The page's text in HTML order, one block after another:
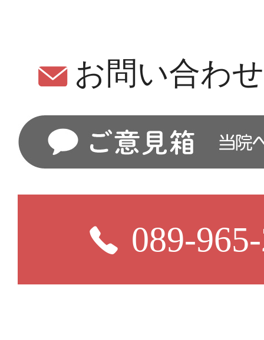
089-
お問い合わせ